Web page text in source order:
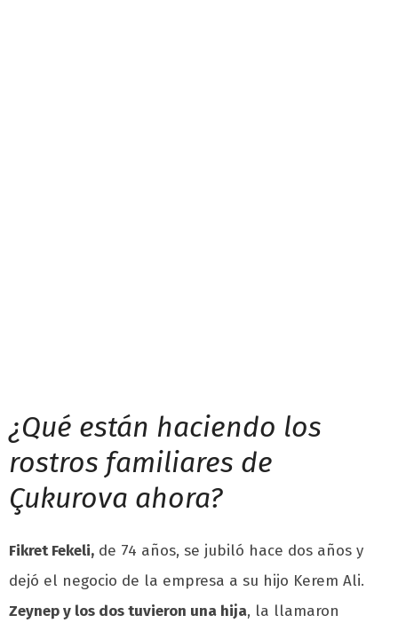
¿Qué están haciendo los
rostros familiares de
Çukurova ahora?
Fikret Fekeli, de 74 años, se jubiló hace dos años y
dejó el negocio de la empresa a su hijo Kerem Ali.
Zeynep y los dos tuvieron una hija, la llamaron